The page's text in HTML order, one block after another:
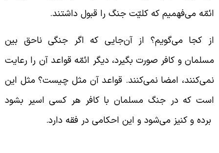
می‌فهمیم که کلیّت جنگ را قبول داشتند.
کجا می‌گویم؟ از آن‌جایی که اگر جنگی ناحق بین
و کافر صورت بگیرد، دیگر ائمّه قواعد آن را رعایت
امضا نمی‌کنند. قواعد آن مثل چیست؟ مثل این
که در جنگ مسلمان با کافر هر کسی اسیر بشود
و کنیز می‌شود و این احکامی در فقه دارد.